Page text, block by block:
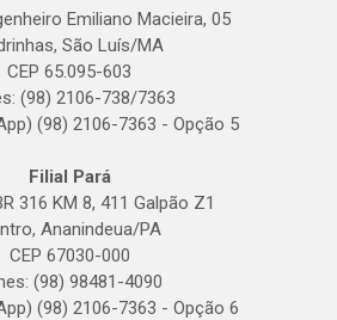
Emiliano Macieira, 05
São Luís/MA
CEP 65.095-603
(98) 2106-738/7363
(98) 2106-7363 - Opção 5
Filial Pará
316 KM 8, 411 Galpão Z1
Ananindeua/PA
CEP 67030-000
(98) 98481-4090
(98) 2106-7363 - Opção 6